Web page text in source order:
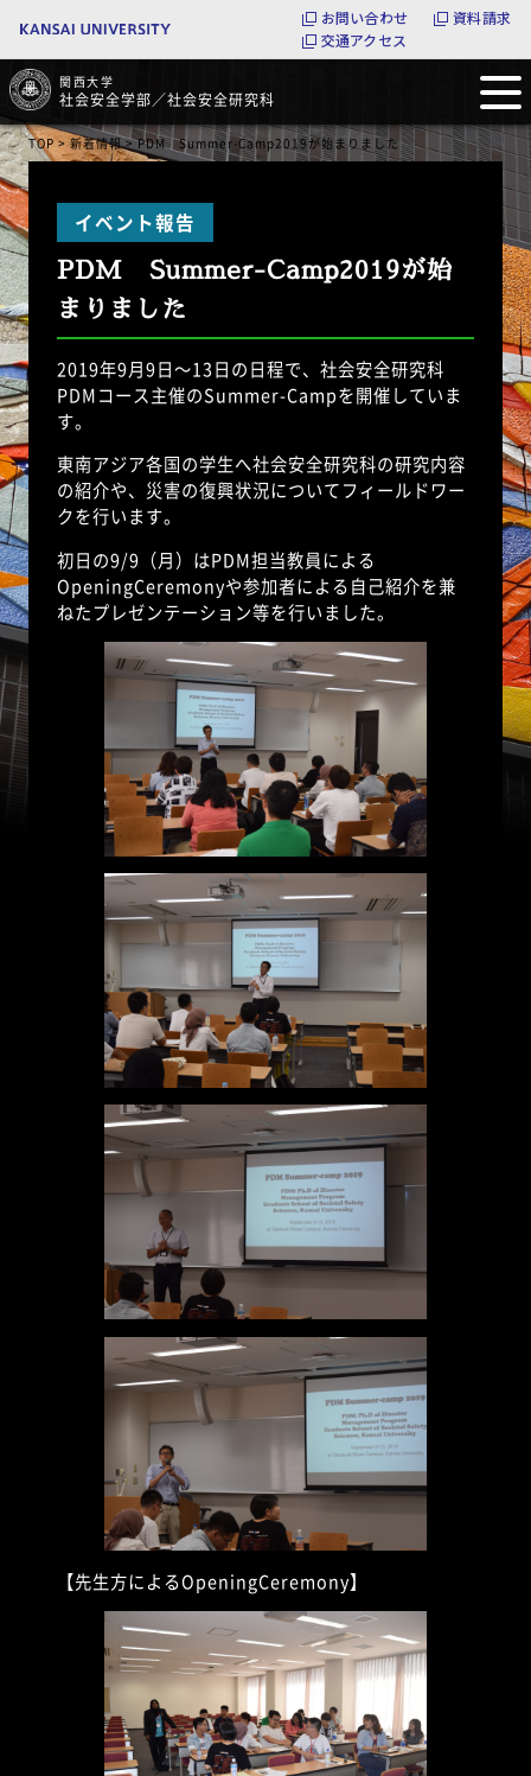
お問い合わせ
資料請求
交通アクセス
関西大学
社会安全学部／社会安全研究科
TOP>新着情報> PDM Summer-Camp2019が始まりました
PDM Summer-Camp2019が始
まりました
2019年9月9日～13日の日程で、社会安全研究科
PDMコース主催のSummer-Campを開催していま
す。
東南アジア各国の学生へ社会安全研究科の研究内容
の紹介や、災害の復興状況についてフィールドワー
クを行います。
初日の9/9（月）はPDM担当教員による
OpeningCeremonyや参加者による自己紹介を兼
ねたプレゼンテーション等を行いました。
【先生方によるOpeningCeremony】